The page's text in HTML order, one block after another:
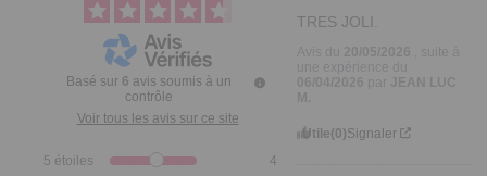
Basé sur 6 avis soumis à un
contrôle
Voir tous les avis sur ce site
5 étoiles
4
TRES JOLI.
Utile(0)Signaler